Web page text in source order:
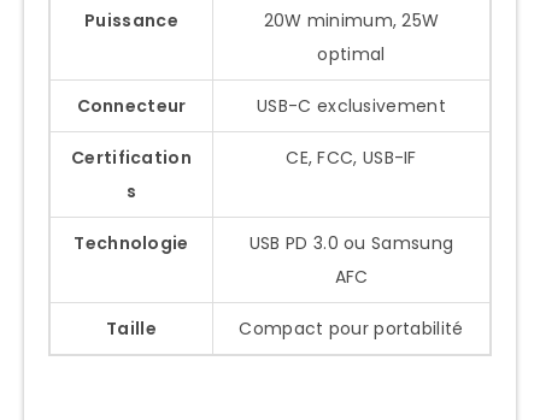
Puissance
20W minimum, 25W
optimal
Connecteur USB-C exclusivement
Certification
s
CE, FCC, USB-IF
Technologie
USB PD 3.0 ou Samsung
AFC
Taille Compact pour portabilité